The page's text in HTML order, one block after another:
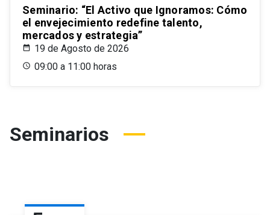
Seminario: “El Activo que Ignoramos: Cómo
el envejecimiento redefine talento,
mercados y estrategia”
19 de Agosto de 2026
09:00 a 11:00 horas
Seminarios